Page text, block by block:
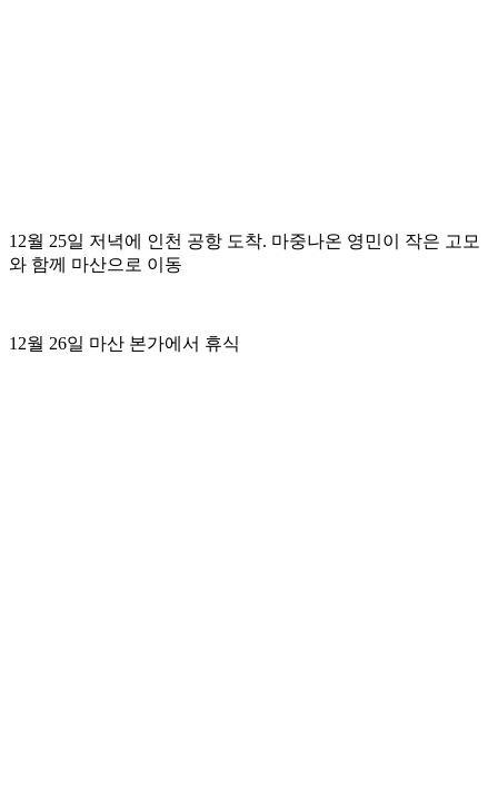
12월 25일 저녁에 인천 공항 도착. 마중나온 영민이 작은 고모
와 함께 마산으로 이동
12월 26일 마산 본가에서 휴식